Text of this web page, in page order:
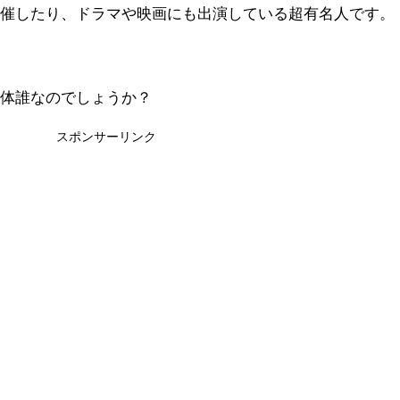
したり、ドラマや映画にも出演している超有名人です。
誰なのでしょうか？
スポンサーリンク